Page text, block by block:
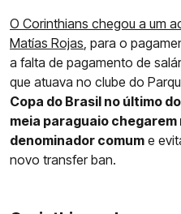
O Corinthians chegou a um
Matías Rojas, para o
a falta de pagamento de
que atuava no clube do
Copa do Brasil no último
meia paraguaio
denominador comum e
novo transfer ban.